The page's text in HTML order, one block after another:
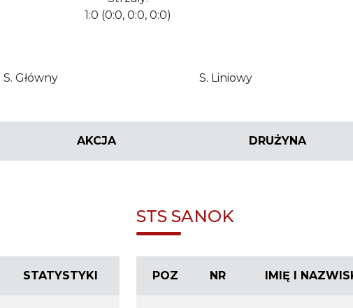
1:0 (0:0, 0:0, 0:0)
S. Główny S. Liniowy
AKCJA DRUŻYNA
STATYSTYKI
STS SANOK
POZ NR IMIĘ I